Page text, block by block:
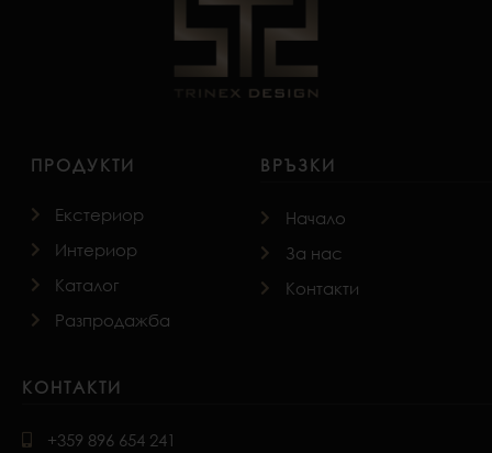
ПРОДУКТИ
Екстериор
Интериор
Каталог
Разпродажба
ВРЪЗКИ
Начало
За нас
Контакти
КОНТАКТИ
+359 896 654 241